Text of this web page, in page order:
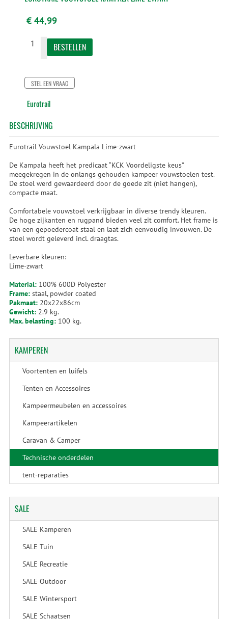
€ 44,99
STEL EEN VRAAG
Eurotrail
BESCHRIJVING
Eurotrail Vouwstoel Kampala Lime-zwart
De Kampala heeft het predicaat “KCK Voordeligste keus”
meegekregen in de onlangs gehouden kampeer vouwstoelen test.
De stoel werd gewaardeerd door de goede zit (niet hangen),
compacte maat.
Comfortabele vouwstoel verkrijgbaar in diverse trendy kleuren.
De hoge zijkanten en rugpand bieden veel zit comfort. Het frame is
van een gepoedercoat staal en laat zich eenvoudig invouwen. De
stoel wordt geleverd incl. draagtas.
Leverbare kleuren:
Lime-zwart
Material:100% 600D Polyester
Frame:staal, powder coated
Pakmaat:20x22x86cm
Gewicht:2.9 kg.
Max. belasting: 100 kg.
KAMPEREN
Voortenten en luifels
Tenten en Accessoires
Kampeermeubelen en accessoires
Kampeerartikelen
Caravan & Camper
Technische onderdelen
tent-reparaties
SALE
SALE Kamperen
SALE Tuin
SALE Recreatie
SALE Outdoor
SALE Wintersport
SALE Schaatsen